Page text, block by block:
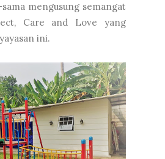
mengusung semangat
Care and Love yang
ini.